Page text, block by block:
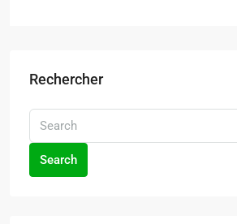
Rechercher
Search